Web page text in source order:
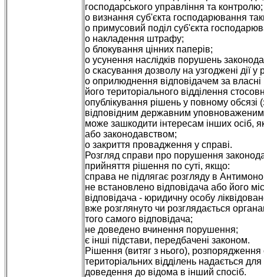
господарського управління та контролю;
o визнання суб'єкта господарювання
o примусовий поділ суб'єкта
o накладення штрафу;
o блокування цінних паперів;
o усунення наслідків порушень
o скасування дозволу на узгоджені дії у
o оприлюднення відповідачем за власні
його територіального відділення
опублікування рішень у повному
відповідним державним
може зашкодити інтересам інших осіб,
або законодавством;
o закриття провадження у справі.
Розгляд справи про порушення
прийняття рішення по суті, якщо:
справа не підлягає розгляду в
не встановлено відповідача або його
відповідача - юридичну особу
вже розглянуто чи розглядається
того самого відповідача;
не доведено вчинення порушення;
є інші підстави, передбачені законом.
Рішення (витяг з нього), розпорядження
територіальних відділень надається
доведення до відома в інший спосіб.